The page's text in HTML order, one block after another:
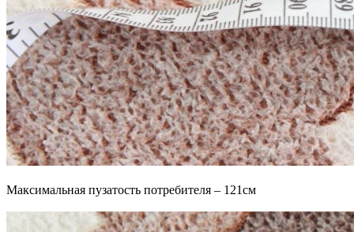
Максимальная пузатость потребителя – 121см